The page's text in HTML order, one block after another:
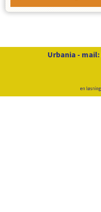
Urbania - mail: